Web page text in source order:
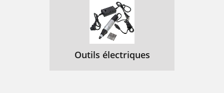
Outils électriques